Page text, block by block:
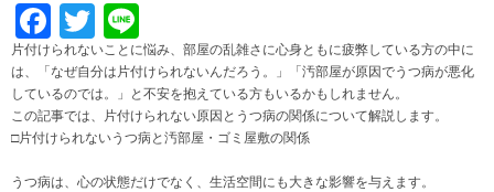
Facebook
Twitter
片付けられないことに悩み、部屋の乱雑さに心身ともに疲弊している方の中に
は、「なぜ自分は片付けられないんだろう。」「汚部屋が原因でうつ病が悪化
しているのでは。」と不安を抱えている方もいるかもしれません。
この記事では、片付けられない原因とうつ病の関係について解説します。
□片付けられないうつ病と汚部屋・ゴミ屋敷の関係
うつ病は、心の状態だけでなく、生活空間にも大きな影響を与えます。